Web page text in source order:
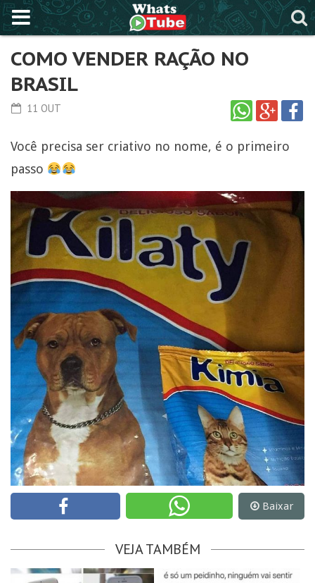
COMO VENDER RAÇÃO NO
BRASIL
11 OUT
Você precisa ser criativo no nome, é o primeiro
passo
Baixar
VEJA TAMBÉM